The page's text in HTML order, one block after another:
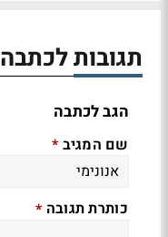
תגובות לכתבה
הגב לכתבה
שם המגיב *
כותרת תגובה *